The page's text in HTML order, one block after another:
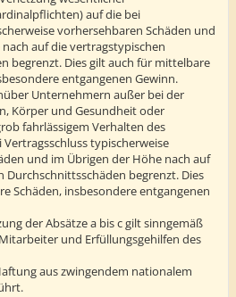
auf die bei
vorhersehbaren Schäden und
auf die vertragstypischen
begrenzt. Dies gilt auch für mittelbare
entgangenen Gewinn.
Unternehmern außer bei der
Körper und Gesundheit oder
fahrlässigem Verhalten des
typischerweise
und im Übrigen der Höhe nach auf
Durchschnittsschäden begrenzt. Dies
Schäden, insbesondere entgangenen
der Absätze a bis c gilt sinngemäß
und Erfüllungsgehilfen des
aus zwingendem nationalem